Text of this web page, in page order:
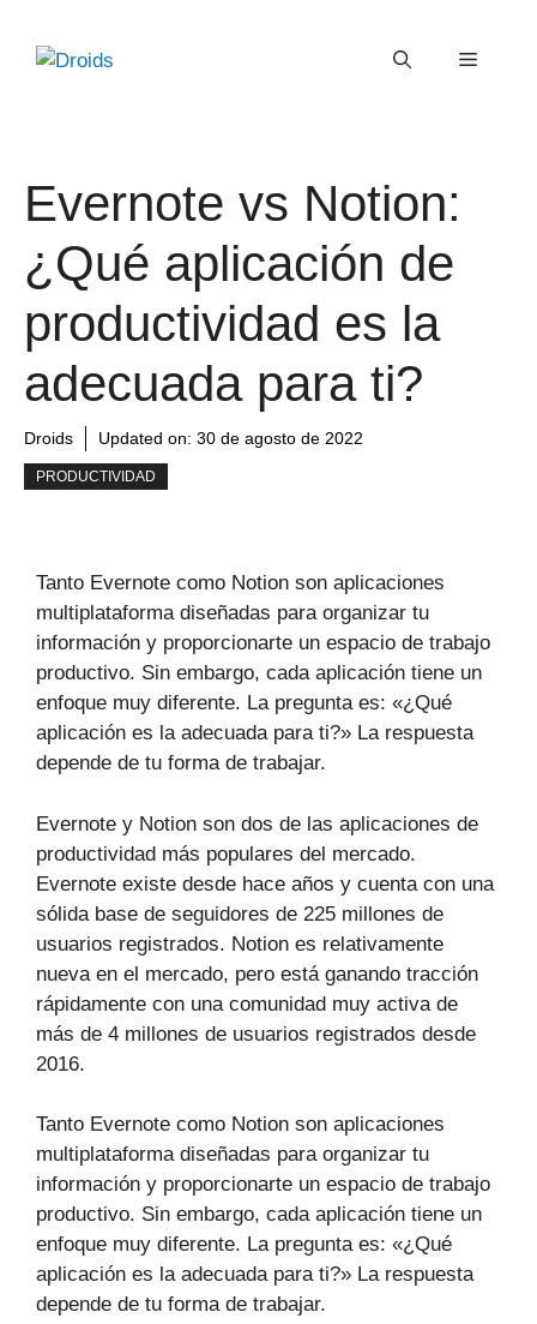
contenido
Menú
Evernote vs Notion:
¿Qué aplicación de
productividad es la
adecuada para ti?
Droids Updated on: 30 de agosto de 2022
PRODUCTIVIDAD
Tanto Evernote como Notion son aplicaciones
multiplataforma diseñadas para organizar tu
información y proporcionarte un espacio de trabajo
productivo. Sin embargo, cada aplicación tiene un
enfoque muy diferente. La pregunta es: «¿Qué
aplicación es la adecuada para ti?» La respuesta
depende de tu forma de trabajar.
Evernote y Notion son dos de las aplicaciones de
productividad más populares del mercado.
Evernote existe desde hace años y cuenta con una
sólida base de seguidores de 225 millones de
usuarios registrados. Notion es relativamente
nueva en el mercado, pero está ganando tracción
rápidamente con una comunidad muy activa de
más de 4 millones de usuarios registrados desde
2016.
Tanto Evernote como Notion son aplicaciones
multiplataforma diseñadas para organizar tu
información y proporcionarte un espacio de trabajo
productivo. Sin embargo, cada aplicación tiene un
enfoque muy diferente. La pregunta es: «¿Qué
aplicación es la adecuada para ti?» La respuesta
depende de tu forma de trabajar.